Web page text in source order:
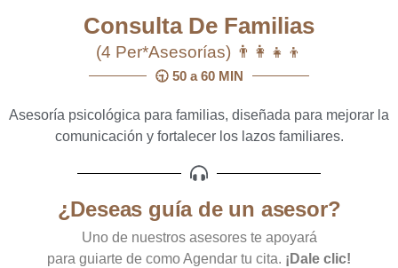
Consulta De Familias
(4 Per*Asesorías) 👨‍👩‍👧‍👦
🕤 50 a 60 MIN
Asesoría psicológica para familias, diseñada para mejorar la
comunicación y fortalecer los lazos familiares.
¿Deseas guía de un asesor?
Uno de nuestros asesores te apoyará
para guiarte de como Agendar tu cita. ¡Dale clic!